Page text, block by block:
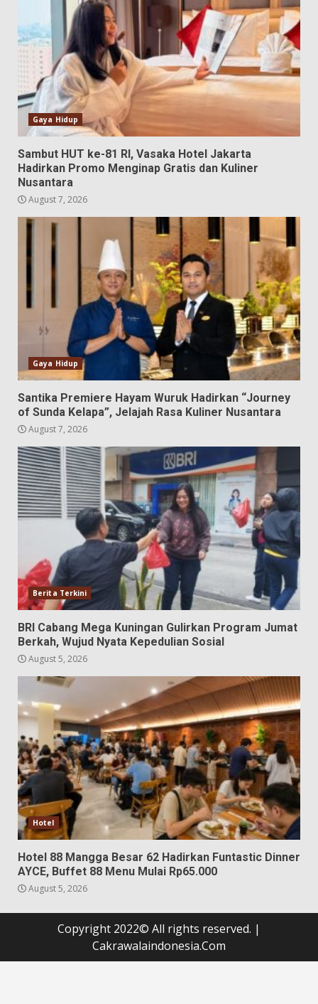
Gaya Hidup
Sambut HUT ke-81 RI, Vasaka Hotel Jakarta
Hadirkan Promo Menginap Gratis dan Kuliner
Nusantara
August 7, 2026
Gaya Hidup
Santika Premiere Hayam Wuruk Hadirkan “Journey
of Sunda Kelapa”, Jelajah Rasa Kuliner Nusantara
August 7, 2026
Berita Terkini
BRI Cabang Mega Kuningan Gulirkan Program Jumat
Berkah, Wujud Nyata Kepedulian Sosial
August 5, 2026
Hotel
Hotel 88 Mangga Besar 62 Hadirkan Funtastic Dinner
AYCE, Buffet 88 Menu Mulai Rp65.000
August 5, 2026
Copyright 2022© All rights reserved. |
Cakrawalaindonesia.Com